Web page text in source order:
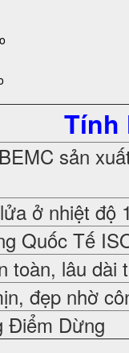
Tính
BEMC sản
ở nhiệt độ
Quốc Tế
toàn, lâu dài
đẹp nhờ
Điểm Dừng